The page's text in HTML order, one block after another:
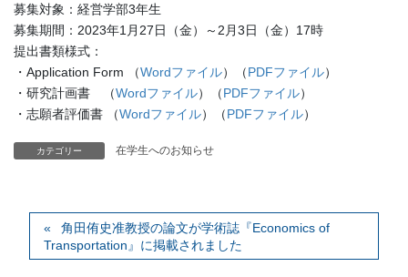
募集対象：経営学部3年生
募集期間：2023年1月27日（金）～2月3日（金）17時
提出書類様式：
・Application Form （Wordファイル）（PDFファイル）
・研究計画書 （Wordファイル）（PDFファイル）
・志願者評価書 （Wordファイル）（PDFファイル）
カテゴリー 在学生へのお知らせ
角田侑史准教授の論文が学術誌『Economics of
Transportation』に掲載されました